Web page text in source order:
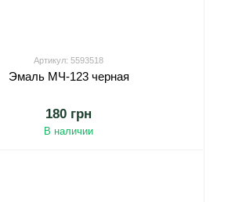
Артикул: 5593518
Эмаль МЧ-123 черная
180 грн
В наличии